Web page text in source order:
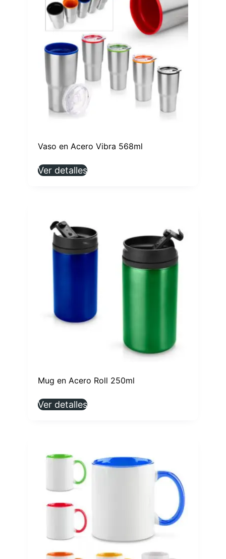
Vaso en Acero Vibra 568ml
Ver detalles
Mug en Acero Roll 250ml
Ver detalles